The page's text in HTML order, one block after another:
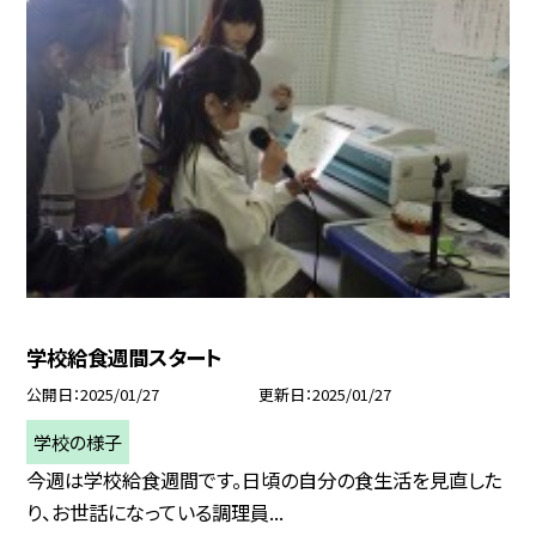
学校給食週間スタート
公開日 2025/01/27 更新日 2025/01/27
学校の様子
今週は学校給食週間です。日頃の自分の食生活を見直した
り、お世話になっている調理員...